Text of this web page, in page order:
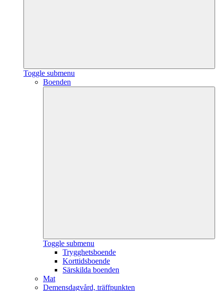
Toggle submenu
Boenden
Toggle submenu
Trygghetsboende
Korttidsboende
Särskilda boenden
Mat
Demensdagvård, träffpunkten